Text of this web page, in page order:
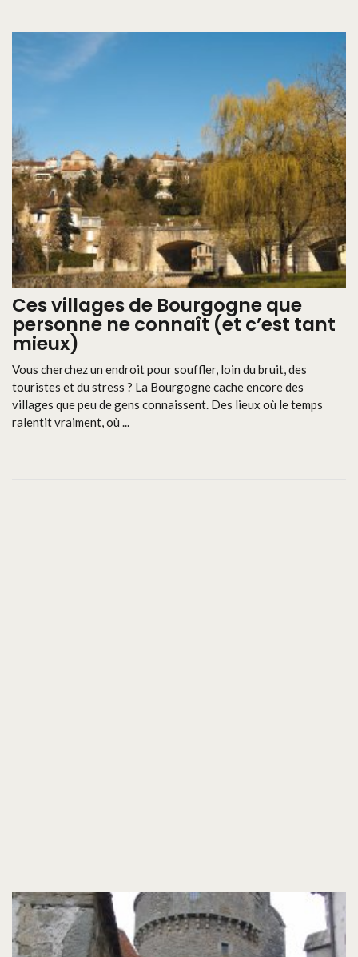
Ces villages de Bourgogne que
personne ne connaît (et c’est tant
mieux)
Vous cherchez un endroit pour souffler, loin du bruit, des
touristes et du stress ? La Bourgogne cache encore des
villages que peu de gens connaissent. Des lieux où le temps
ralentit vraiment, où ...